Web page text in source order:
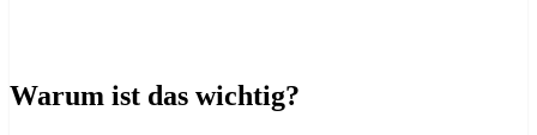
Warum ist das wichtig?